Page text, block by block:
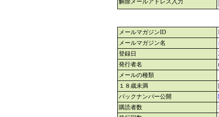
解除メールアドレス入力
メールマガジンID
メールマガジン名
登録日
発行者名
メールの種類
１８歳未満
バックナンバー公開
購読者数